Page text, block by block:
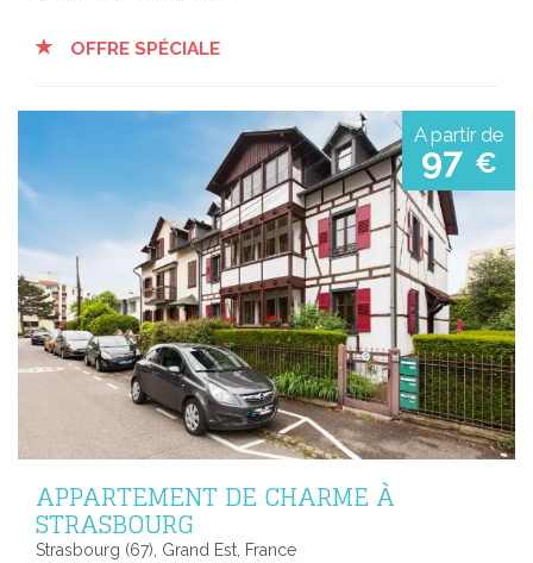
OFFRE SPÉCIALE
A partir de
97 €
APPARTEMENT DE CHARME À
STRASBOURG
Strasbourg (67), Grand Est, France